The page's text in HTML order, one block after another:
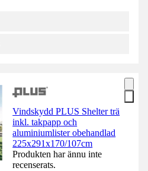
Vindskydd PLUS Shelter trä
inkl. takpapp och
aluminiumlister obehandlad
225x291x170/107cm
Produkten har ännu inte
recenserats.